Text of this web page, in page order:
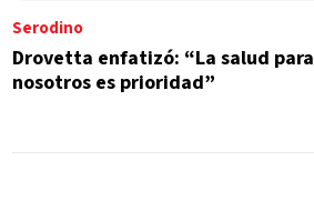
Serodino
Drovetta enfatizó: “La salud para
nosotros es prioridad”